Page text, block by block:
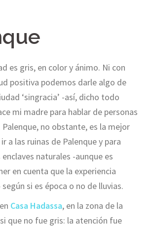
es gris, en color y ánimo. Ni con
positiva podemos darle algo de
‘singracia’ -así, dicho todo
mi madre para hablar de personas
Palenque, no obstante, es la mejor
a las ruinas de Palenque y para
naturales -aunque es
en cuenta que la experiencia
si es época o no de lluvias.
Casa Hadassa, en la zona de la
que no fue gris: la atención fue